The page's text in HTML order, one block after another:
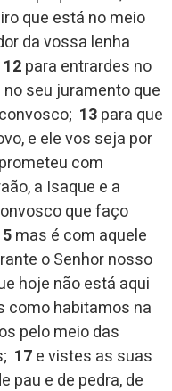
que está no meio
da vossa lenha
12para entrardes no
seu juramento que
13para que
e ele vos seja por
com
a Isaque e a
que faço
mas é com aquele
o Senhor nosso
hoje não está aqui
como habitamos na
pelo meio das
17e vistes as suas
pau e de pedra, de